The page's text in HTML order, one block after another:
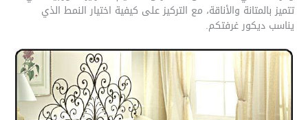
تتميز بالمتانة والأناقة، مع التركيز على كيفية اختيار النمط الذي
يناسب ديكور غرفتكم.